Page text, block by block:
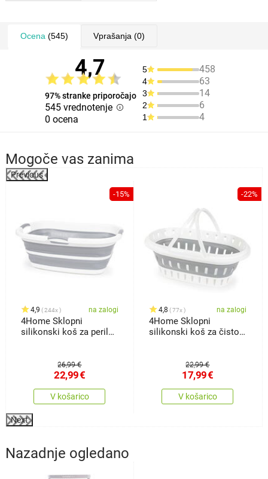
Ocena (545) Vprašanja (0)
4,7
97% stranke priporočajo
545 vrednotenje
0 ocena
5 458
4 63
3 14
2 6
1 4
Mogoče vas zanima
Previous
-15%
4,9 244x na zalogi
4Home Sklopni
silikonski koš za perilo
26,99 €
22,99€
V košarico
-22%
4,8 77x na zalogi
4Home Sklopni
silikonski koš za čisto
22,99 €
17,99€
V košarico
Next
Nazadnje ogledano